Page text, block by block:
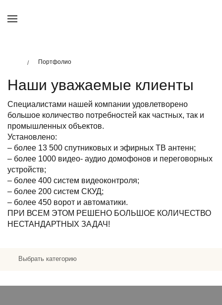
Портфолио
Наши уважаемые клиенты
Специалистами нашей компании удовлетворено
большое количество потребностей как частных, так и
промышленных объектов.
Установлено:
– более 13 500 спутниковых и эфирных ТВ антенн;
– более 1000 видео- аудио домофонов и переговорных
устройств;
– более 400 систем видеоконтроля;
– более 200 систем СКУД;
– более 450 ворот и автоматики.
ПРИ ВСЕМ ЭТОМ РЕШЕНО БОЛЬШОЕ КОЛИЧЕСТВО
НЕСТАНДАРТНЫХ ЗАДАЧ!
Выбрать категорию